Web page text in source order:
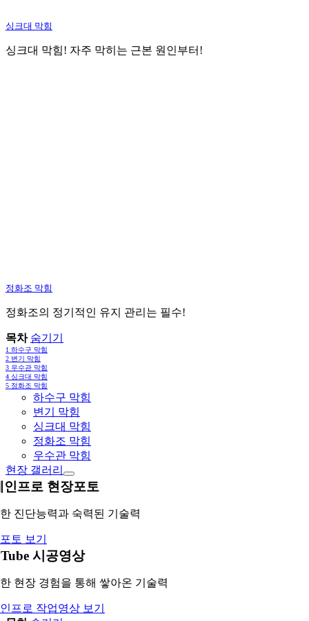
싱크대 막힘
싱크대 막힘! 자주 막히는 근본 원인부터!
정화조 막힘
정화조의 정기적인 유지 관리는 필수!
목차 숨기기
1 하수구 막힘
2 변기 막힘
3 우수관 막힘
4 싱크대 막힘
5 정화조 막힘
하수구 막힘
변기 막힘
싱크대 막힘
정화조 막힘
우수관 막힘
현장 갤러리
인프로 현장포토
진단능력과 숙력된 기술력
토 보기
시공영상
현장 경험을 통해 쌓아온 기술력
프로 작업영상 보기